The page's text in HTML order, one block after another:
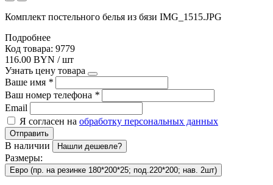
Комплект постельного белья из бязи IMG_1515.JPG
Подробнее
Код товара: 9779
116.00 BYN / шт
Узнать цену товара
Ваше имя *
Ваш номер телефона *
Email
Я согласен на обработку персональных данных
Отправить
В наличии Нашли дешевле?
Размеры:
Евро (пр. на резинке 180*200*25; под.220*200; нав. 2шт)